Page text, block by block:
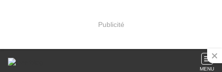
Publicité
MENU